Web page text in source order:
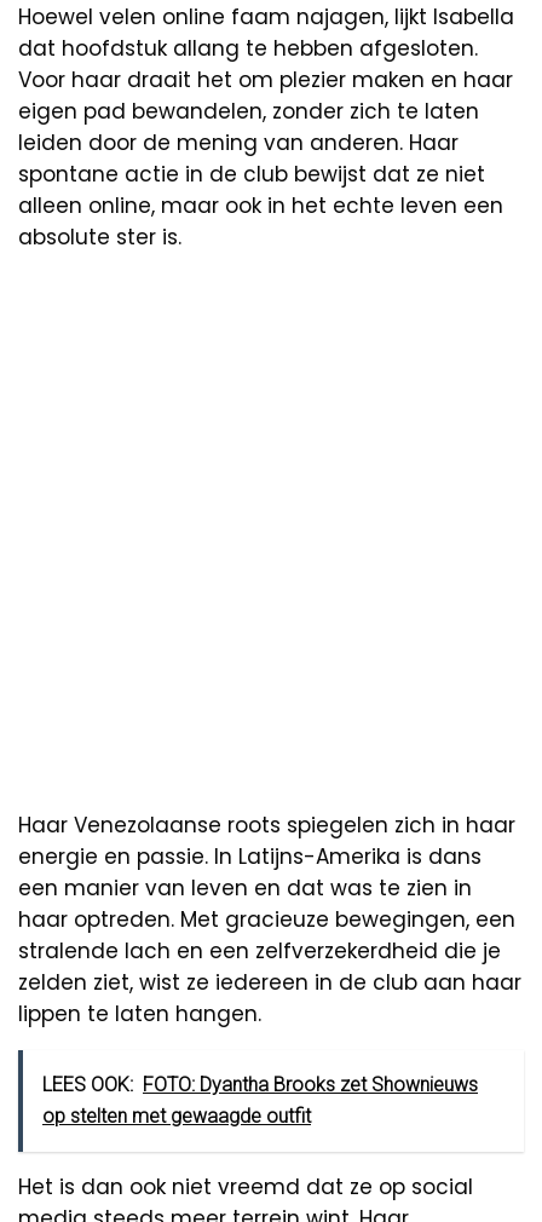
Hoewel velen online faam najagen, lijkt Isabella
dat hoofdstuk allang te hebben afgesloten.
Voor haar draait het om plezier maken en haar
eigen pad bewandelen, zonder zich te laten
leiden door de mening van anderen. Haar
spontane actie in de club bewijst dat ze niet
alleen online, maar ook in het echte leven een
absolute ster is.
Haar Venezolaanse roots spiegelen zich in haar
energie en passie. In Latijns-Amerika is dans
een manier van leven en dat was te zien in
haar optreden. Met gracieuze bewegingen, een
stralende lach en een zelfverzekerdheid die je
zelden ziet, wist ze iedereen in de club aan haar
lippen te laten hangen.
LEES OOK: FOTO: Dyantha Brooks zet Shownieuws
op stelten met gewaagde outfit
Het is dan ook niet vreemd dat ze op social